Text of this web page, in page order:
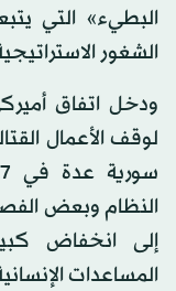
البطيء» التي
الشغور
ودخل اتفاق
لوقف الأعمال
النظام وبعض
إلى انخفاض
المساعدات